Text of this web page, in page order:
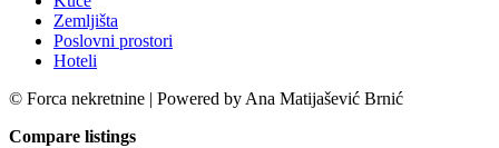
Zemljišta
Poslovni prostori
Hoteli
© Forca nekretnine | Powered by Ana Matijašević Brnić
Compare listings